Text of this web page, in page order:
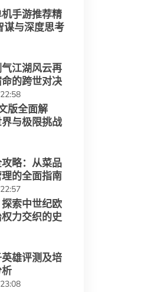
手游推荐精
谋与深度思考
江湖风云再
的跨世对决
版全面解
与极限挑战
略：从菜品
的全面指南
索中世纪欧
力交织的史
雄评测及培